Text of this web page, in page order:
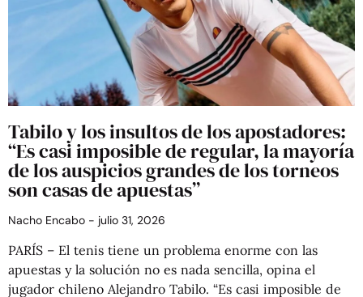
Tabilo y los insultos de los apostadores:
“Es casi imposible de regular, la mayoría
de los auspicios grandes de los torneos
son casas de apuestas”
Nacho Encabo julio 31, 2026
PARÍS – El tenis tiene un problema enorme con las
apuestas y la solución no es nada sencilla, opina el
jugador chileno Alejandro Tabilo. “Es casi imposible de